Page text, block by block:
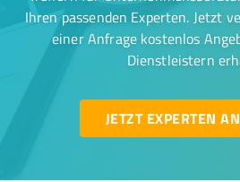
Ihren passenden Experten. Jetzt
einer Anfrage kostenlos
Dienstleistern
JETZT EXPERTEN